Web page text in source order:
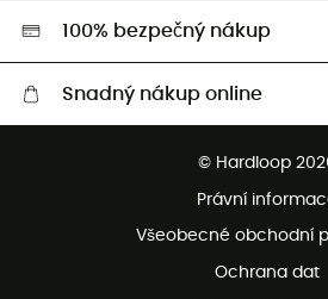
HardGreen
100% bezpečný nákup
Snadný nákup online
Bezplatné vrácení do 100 dnů
Bezplatná zákaznická služba
© Hardloop
Právní
Všeobecné obchodní
Ochrana dat